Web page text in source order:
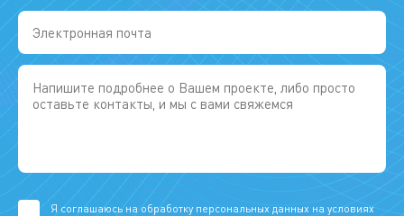
Я соглашаюсь на обработку персональных данных на условиях